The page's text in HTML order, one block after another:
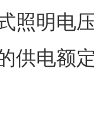
照明电
供电额